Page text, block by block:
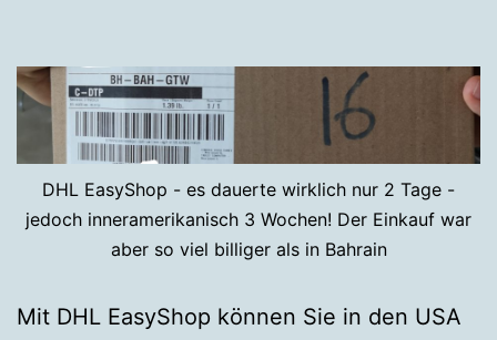
DHL EasyShop - es dauerte wirklich nur 2 Tage -
jedoch inneramerikanisch 3 Wochen! Der Einkauf war
aber so viel billiger als in Bahrain
Mit DHL EasyShop können Sie in den USA